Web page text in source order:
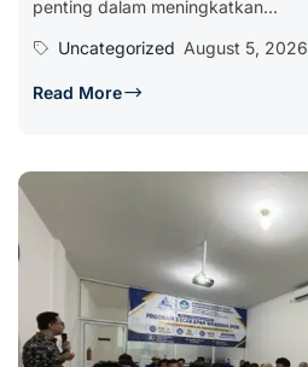
penting dalam meningkatkan...
Uncategorized August 5, 2026
Read More